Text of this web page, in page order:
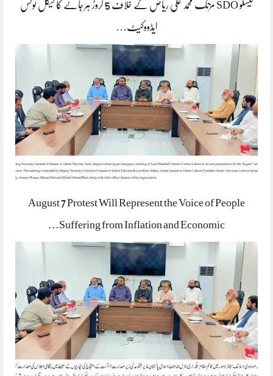
لیسکو SDO مزنگ محمد علی ریاض کے خلاف 5 کروڑ ہرجانے کا لیگل نوٹس
ایڈووکیٹ…
August 7 Protest Will Represent the Voice of People
Suffering from Inflation and Economic…